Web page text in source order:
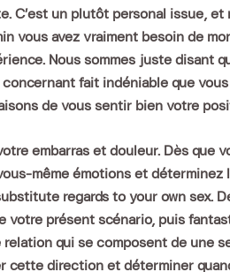
C’est un plutôt personal issue, et
vous avez vraiment besoin de
Nous sommes juste disant
fait indéniable que vous
de vous sentir bien votre
embarras et douleur. Dès que
même émotions et déterminez
regards to your own sex.
votre présent scénario, puis
qui se composent de une
cette direction et déterminer